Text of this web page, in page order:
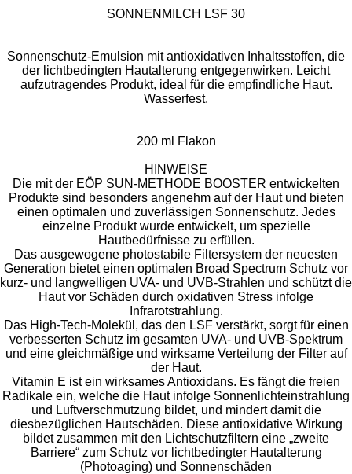
SONNENMILCH LSF 30
Sonnenschutz-Emulsion mit antioxidativen Inhaltsstoffen, die
der lichtbedingten Hautalterung entgegenwirken. Leicht
aufzutragendes Produkt, ideal für die empfindliche Haut.
Wasserfest.
200 ml Flakon
HINWEISE
Die mit der EÖP SUN-METHODE BOOSTER entwickelten
Produkte sind besonders angenehm auf der Haut und bieten
einen optimalen und zuverlässigen Sonnenschutz. Jedes
einzelne Produkt wurde entwickelt, um spezielle
Hautbedürfnisse zu erfüllen.
Das ausgewogene photostabile Filtersystem der neuesten
Generation bietet einen optimalen Broad Spectrum Schutz vor
kurz- und langwelligen UVA- und UVB-Strahlen und schützt die
Haut vor Schäden durch oxidativen Stress infolge
Infrarotstrahlung.
Das High-Tech-Molekül, das den LSF verstärkt, sorgt für einen
verbesserten Schutz im gesamten UVA- und UVB-Spektrum
und eine gleichmäßige und wirksame Verteilung der Filter auf
der Haut.
Vitamin E ist ein wirksames Antioxidans. Es fängt die freien
Radikale ein, welche die Haut infolge Sonnenlichteinstrahlung
und Luftverschmutzung bildet, und mindert damit die
diesbezüglichen Hautschäden. Diese antioxidative Wirkung
bildet zusammen mit den Lichtschutzfiltern eine „zweite
Barriere“ zum Schutz vor lichtbedingter Hautalterung
(Photoaging) und Sonnenschäden